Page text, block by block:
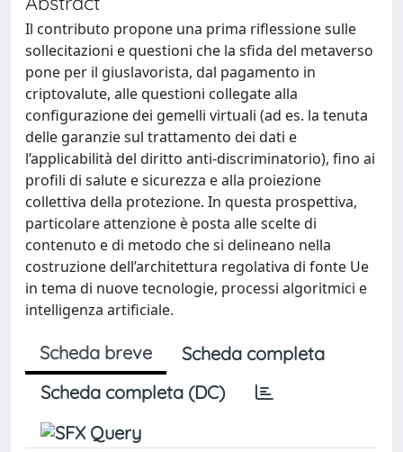
Il contributo propone una prima riflessione sulle
sollecitazioni e questioni che la sfida del metaverso
pone per il giuslavorista, dal pagamento in
criptovalute, alle questioni collegate alla
configurazione dei gemelli virtuali (ad es. la tenuta
delle garanzie sul trattamento dei dati e
l’applicabilità del diritto anti-discriminatorio), fino ai
profili di salute e sicurezza e alla proiezione
collettiva della protezione. In questa prospettiva,
particolare attenzione è posta alle scelte di
contenuto e di metodo che si delineano nella
costruzione dell’architettura regolativa di fonte Ue
in tema di nuove tecnologie, processi algoritmici e
intelligenza artificiale.
Scheda breve
Scheda completa
Scheda completa (DC)